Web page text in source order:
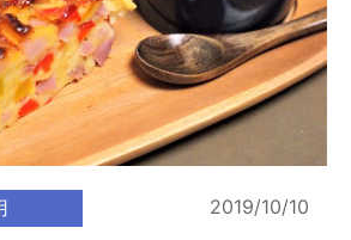
2019/10/10